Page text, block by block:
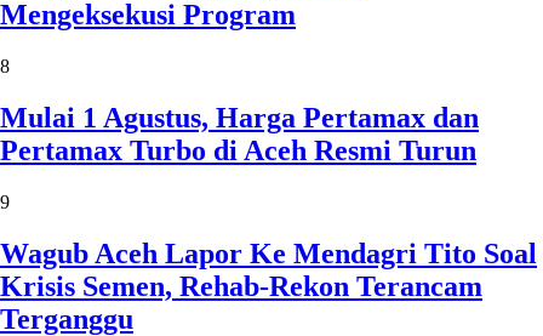
Mengeksekusi Program
8
Mulai 1 Agustus, Harga Pertamax dan
Pertamax Turbo di Aceh Resmi Turun
9
Wagub Aceh Lapor Ke Mendagri Tito Soal
Krisis Semen, Rehab-Rekon Terancam
Terganggu